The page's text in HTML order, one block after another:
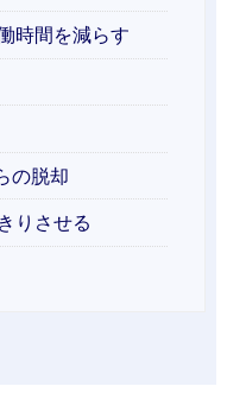
時間を減らす
の脱却
りさせる